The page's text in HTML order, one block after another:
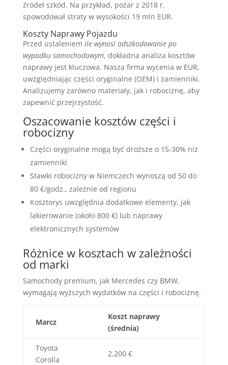
źródeł szkód. Na przykład, pożar z 2018 r.
spowodował straty w wysokości 19 mln EUR.
Koszty Naprawy Pojazdu
Przed ustaleniem ile wynosi odszkodowanie po
wypadku samochodowym, dokładna analiza kosztów
naprawy jest kluczowa. Nasza firma wycenia w EUR,
uwzględniając części oryginalne (OEM) i zamienniki.
Analizujemy zarówno materiały, jak i robociznę, aby
zapewnić przejrzystość.
Oszacowanie kosztów części i
robocizny
Części oryginalne mogą być droższe o 15-30% niż
zamienniki
Stawki robocizny w Niemczech wynoszą od 50 do
80 €/godz., zależnie od regionu
Kosztorys uwzględnia dodatkowe elementy, jak
lakierowanie (około 800 €) lub naprawy
elektronicznych systemów
Różnice w kosztach w zależności
od marki
Samochody premium, jak Mercedes czy BMW,
wymagają wyższych wydatków na części i robociznę.
Marcz
Koszt naprawy
(średnia)
Toyota
Corolla
2,200 €